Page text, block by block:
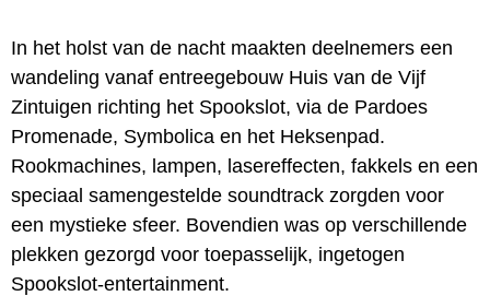
In het holst van de nacht maakten deelnemers een
wandeling vanaf entreegebouw Huis van de Vijf
Zintuigen richting het Spookslot, via de Pardoes
Promenade, Symbolica en het Heksenpad.
Rookmachines, lampen, lasereffecten, fakkels en een
speciaal samengestelde soundtrack zorgden voor
een mystieke sfeer. Bovendien was op verschillende
plekken gezorgd voor toepasselijk, ingetogen
Spookslot-entertainment.